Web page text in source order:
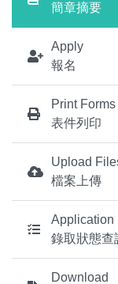
簡章摘要
Apply
報名
Print Forms
表件列印
Upload
檔案上傳
Application
錄取狀態查
Download